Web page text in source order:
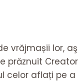
vrăjmașii lor,
prăznuit
celor aflați pe